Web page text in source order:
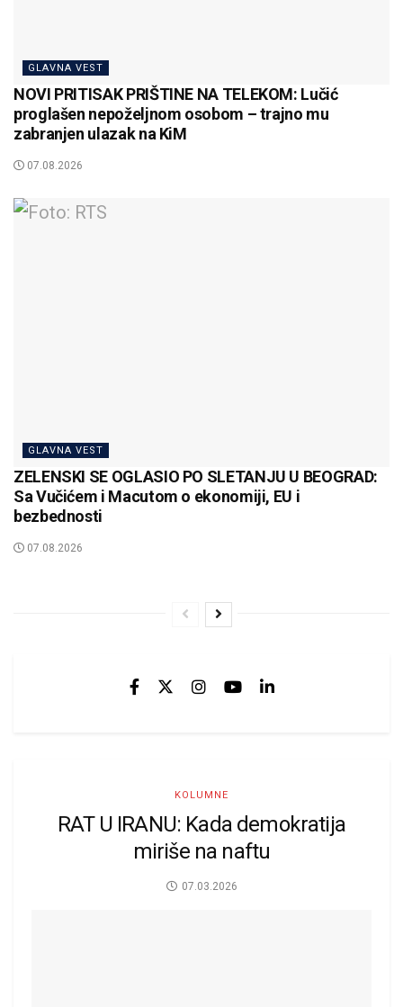
GLAVNA VEST
NOVI PRITISAK PRIŠTINE NA TELEKOM: Lučić
proglašen nepoželjnom osobom – trajno mu
zabranjen ulazak na KiM
07.08.2026
GLAVNA VEST
ZELENSKI SE OGLASIO PO SLETANJU U BEOGRAD:
Sa Vučićem i Macutom o ekonomiji, EU i
bezbednosti
07.08.2026
KOLUMNE
RAT U IRANU: Kada demokratija
miriše na naftu
07.03.2026